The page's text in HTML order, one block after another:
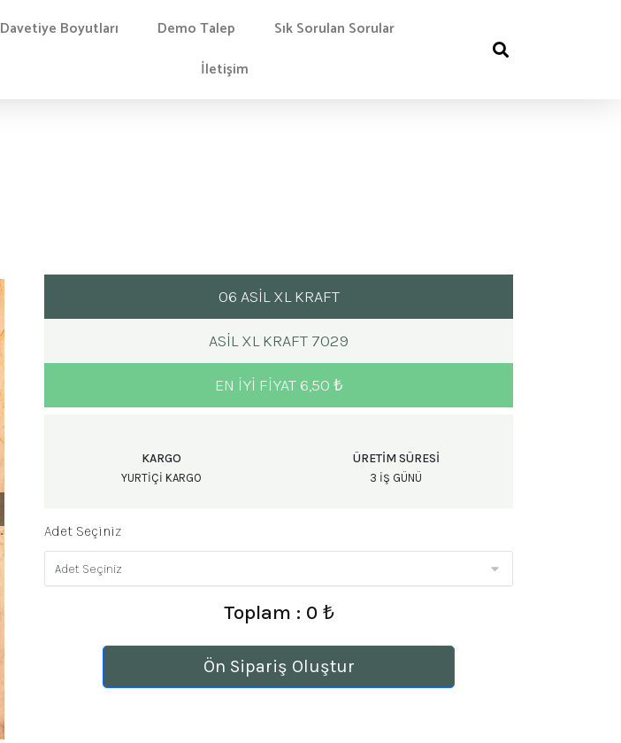
Davetiye Boyutları Demo Talep
Sık Sorulan Sorular
İletişim
06 ASİL XL KRAFT
ASIL XL KRAFT 7029
EN IYI FIYAT 6,50 ₺
KARGO
YURTIÇI KARGO
ÜRETIM SÜRESI
3 IŞ GÜNÜ
Adet Seçiniz
Toplam : 0 ₺
Ön Sipariş Oluştur